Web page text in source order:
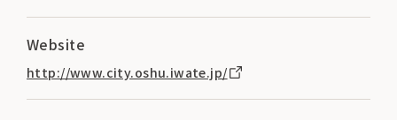
Website
http://www.city.oshu.iwate.jp/